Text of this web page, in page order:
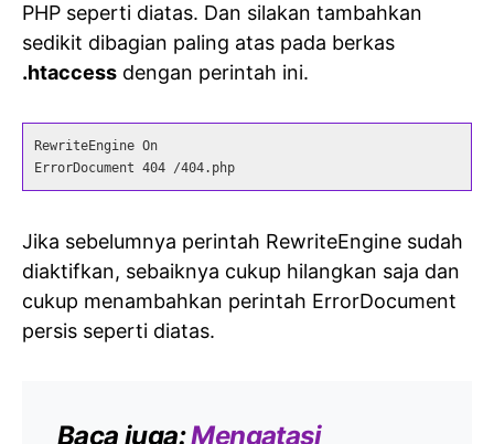
PHP seperti diatas. Dan silakan tambahkan
sedikit dibagian paling atas pada berkas
.htaccess dengan perintah ini.
RewriteEngine On
ErrorDocument 404 /404.php
Jika sebelumnya perintah RewriteEngine sudah
diaktifkan, sebaiknya cukup hilangkan saja dan
cukup menambahkan perintah ErrorDocument
persis seperti diatas.
Baca juga:Mengatasi